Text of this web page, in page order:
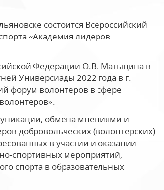
состоится Всероссийский
«Академия лидеров
Федерации О.В. Матыцина в
Универсиады 2022 года в г.
форум волонтеров в сфере
обмена мнениями и
добровольческих (волонтерских)
в участии и оказании
спортивных мероприятий,
спорта в образовательных